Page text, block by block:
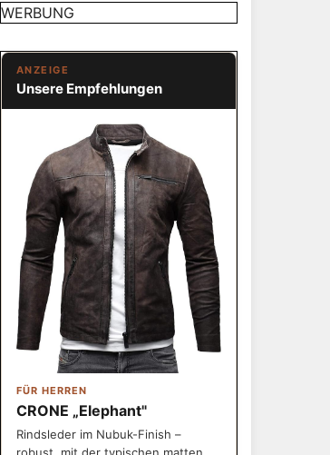
WERBUNG
ANZEIGE
Unsere Empfehlungen
FÜR HERREN
CRONE „Elephant"
Rindsleder im Nubuk-Finish –